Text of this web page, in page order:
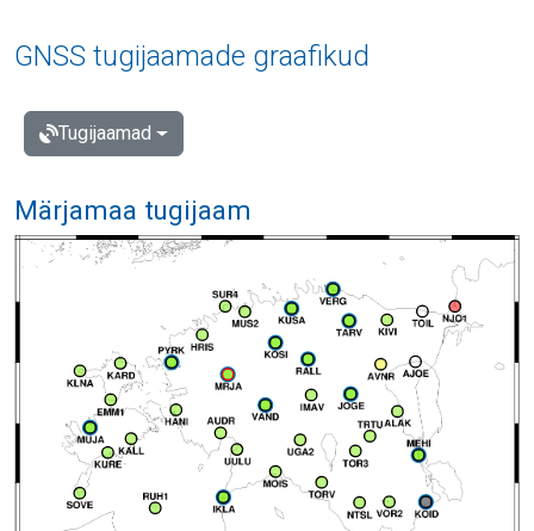
GNSS tugijaamade graafikud
Tugijaamad
Märjamaa tugijaam